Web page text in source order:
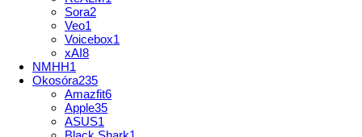
Sora2
Veo1
Voicebox1
xAI8
NMHH1
Okosóra235
Amazfit6
Apple35
ASUS1